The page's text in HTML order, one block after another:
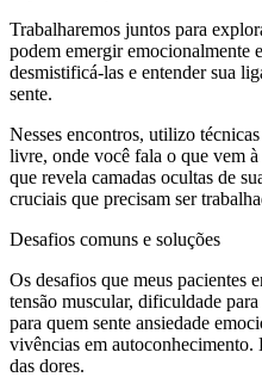
Trabalharemos juntos para
podem emergir emocionalmente
desmistificá-las e entender sua
sente.
Nesses encontros, utilizo
livre, onde você fala o que vem
que revela camadas ocultas de
cruciais que precisam ser
Desafios comuns e soluções
Os desafios que meus pacientes
tensão muscular, dificuldade
para quem sente ansiedade
vivências em autoconhecimento.
das dores.